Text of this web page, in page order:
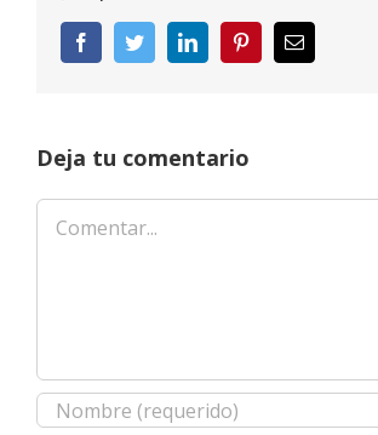
FacebookTwitterLinkedInPinterestCorreo
electrónico
Deja tu comentario
Comentar